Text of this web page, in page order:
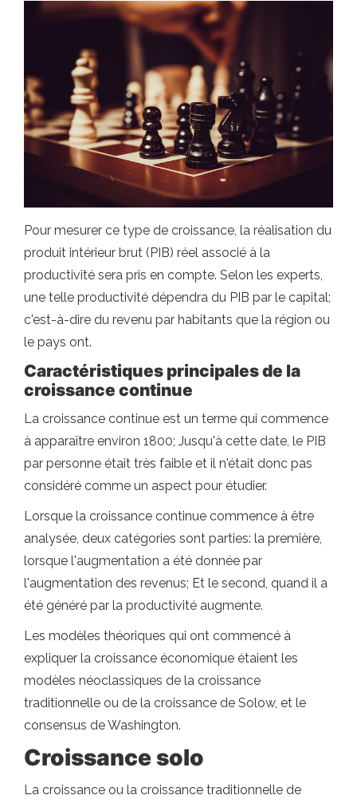
Pour mesurer ce type de croissance, la réalisation du
produit intérieur brut (PIB) réel associé à la
productivité sera pris en compte. Selon les experts,
une telle productivité dépendra du PIB par le capital;
c'est-à-dire du revenu par habitants que la région ou
le pays ont.
Caractéristiques principales de la
croissance continue
La croissance continue est un terme qui commence
à apparaître environ 1800; Jusqu'à cette date, le PIB
par personne était très faible et il n'était donc pas
considéré comme un aspect pour étudier.
Lorsque la croissance continue commence à être
analysée, deux catégories sont parties: la première,
lorsque l'augmentation a été donnée par
l'augmentation des revenus; Et le second, quand il a
été généré par la productivité augmente.
Les modèles théoriques qui ont commencé à
expliquer la croissance économique étaient les
modèles néoclassiques de la croissance
traditionnelle ou de la croissance de Solow, et le
consensus de Washington.
Croissance solo
La croissance ou la croissance traditionnelle de